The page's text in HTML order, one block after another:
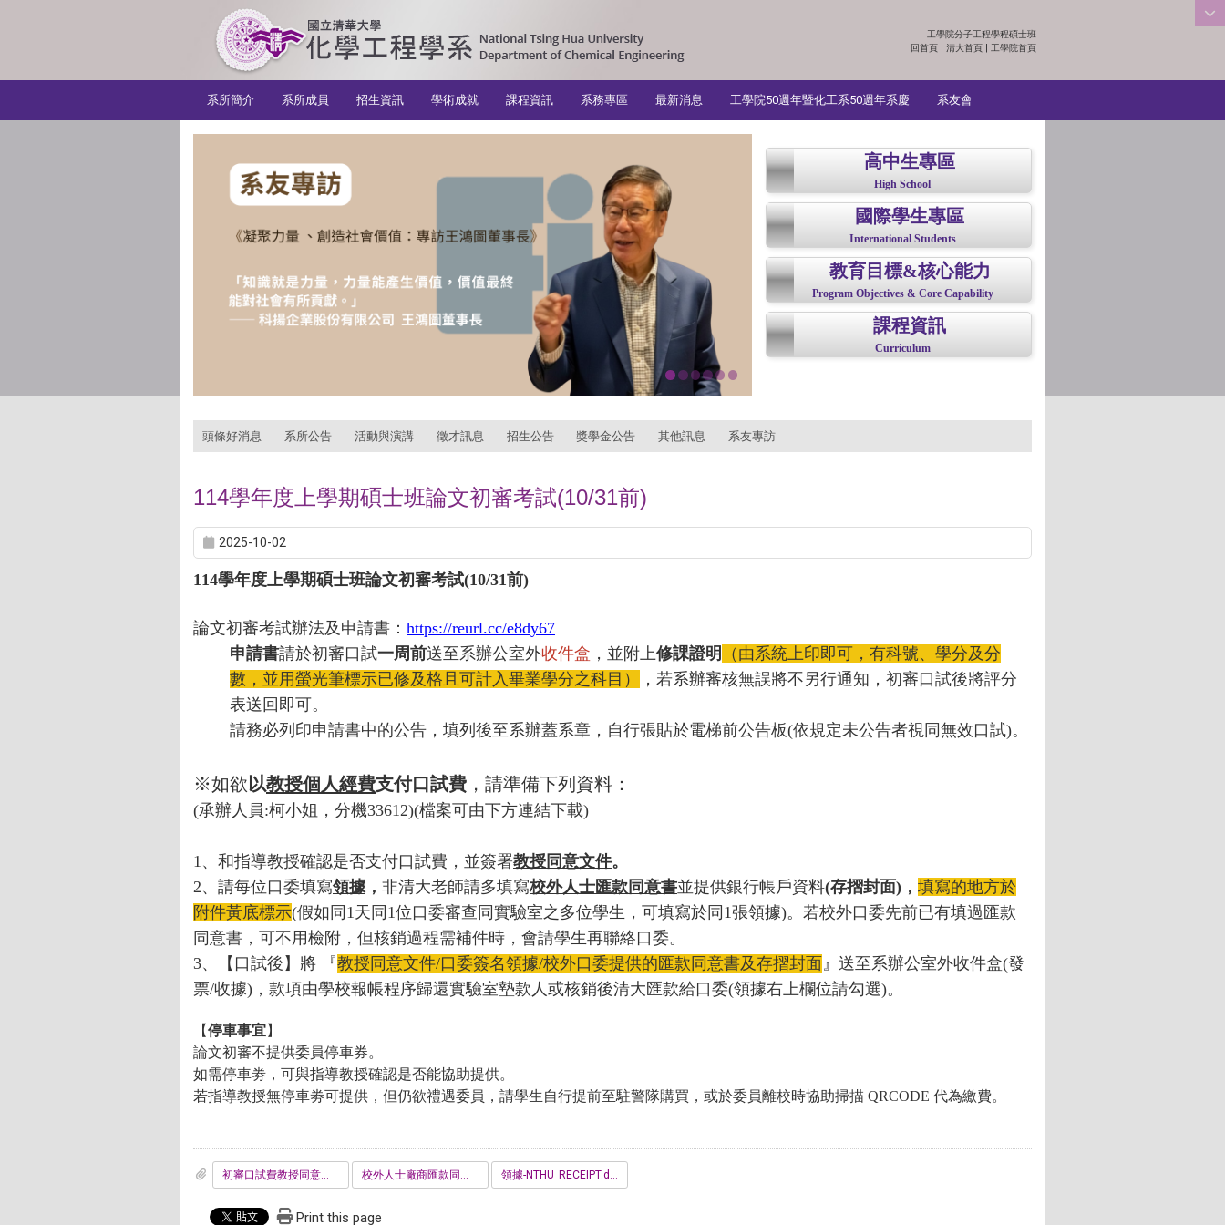
:::
工學院分子工程學程碩士班
回首頁 | 清大首頁 | 工學院首頁
系所簡介
系所成員 招生資訊 學術成就 課程資訊 系務專區 最新消息 工學院50週年暨化工系50週年系慶 系友會
高中生專區
High School
國際學生專區
International Students
教育目標&核心能力
Program Objectives & Core Capability
課程資訊
Curriculum
頭條好消息 系所公告 活動與演講 徵才訊息 招生公告 獎學金公告 其他訊息 系友專訪
114學年度上學期碩士班論文初審考試(10/31前)
2025-10-02
114學年度上學期碩士班論文初審考試(10/31前)
論文初審考試辦法及申請書： https://reurl.cc/e8dy67
申請書請於初審口試一周前送至系辦公室外收件盒 ，並附上修課證明
（由系統上印即可，有科號、學分及分
數，並用螢光筆標示已修及格且可計入畢業學分之科目）
，若系辦審核無誤將不另行通知，初審口試後將評分
表送回即可。
請務必列印申請書中的公告，填列後至系辦蓋系章，自行張貼於電梯前公告板(依規定未公告者視同無效口試)。
※如欲 以教授個人經費支付口試費 ，請準備下列資料：
(承辦人員:柯小姐，分機33612)(檔案可由下方連結下載)
1、和指導教授確認是否支付口試費，並簽署教授同意文件。
2、請每位口委填寫領據 ， 非清大老師請多填寫校外人士匯款同意書並提供銀行帳戶資料(存摺封面)， 填寫的地方於
附件黃底標示(假如同1天同1位口委審查同實驗室之多位學生，可填寫於同1張領據)。若校外口委先前已有填過匯款
同意書，可不用檢附，但核銷過程需補件時，會請學生再聯絡口委。
3、
【口試後】 將 『教授同意文件/口委簽名領據/校外口委提供的匯款同意書及存摺封面 』送至系辦公室外收件盒(發
票/收據)，款項由學校報帳程序歸還實驗室墊款 人或核銷後清大匯款給口委(領據右上欄位請勾選)。
【停車事宜】
論文初審不提供委員停車券。
如需停車劵，可與指導教授確認是否能協助提供。
若指導教授無停車劵可提供，但仍欲禮遇委員，請學生自行提前至駐警隊購買，或於委員離校時協助掃描 QRCODE 代為繳費。
初審口試費教授同意文件-Application_Proposal_Oral_fee
Print this page